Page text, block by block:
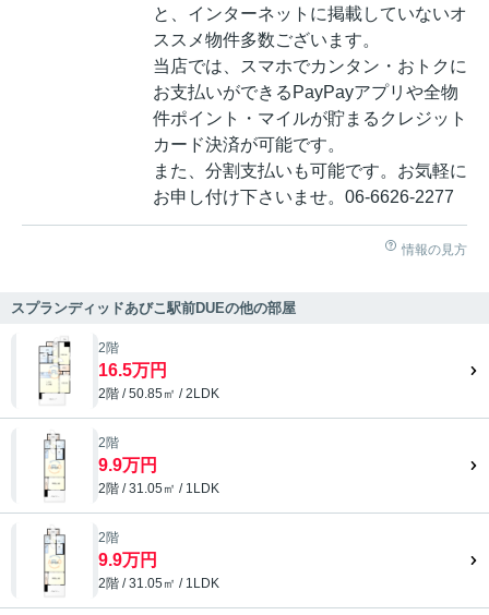
と、インターネットに掲載していないオ
ススメ物件多数ございます。
当店では、スマホでカンタン・おトクに
お支払いができるPayPayアプリや全物
件ポイント・マイルが貯まるクレジット
カード決済が可能です。
また、分割支払いも可能です。お気軽に
お申し付け下さいませ。06-6626-2277
情報の見方
スプランディッドあびこ駅前DUEの他の部屋
2階
16.5万円
2階 / 50.85㎡ / 2LDK
2階
9.9万円
2階 / 31.05㎡ / 1LDK
2階
9.9万円
2階 / 31.05㎡ / 1LDK